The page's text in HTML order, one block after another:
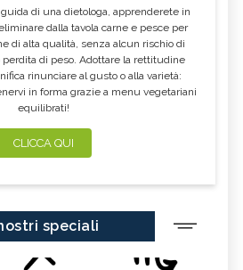
di una dietologa, apprenderete in
dalla tavola carne e pesce per
di alta qualità, senza alcun rischio di
di peso. Adottare la rettitudine
rinunciare al gusto o alla varietà:
in forma grazie a menu vegetariani
equilibrati!
CLICCA QUI
speciali